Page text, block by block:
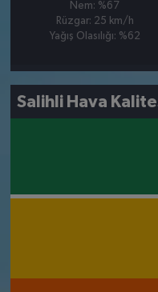
Nem: %67
Rüzgar: 25 km/h
Yağış Olasılığı: %62
Salihli Hava